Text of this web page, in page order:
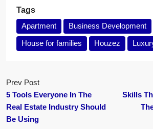
Tags
Apartment
Business Development
House for families
Houzez
Prev Post
5 Tools Everyone In The
Real Estate Industry Should
Be Using
Skills